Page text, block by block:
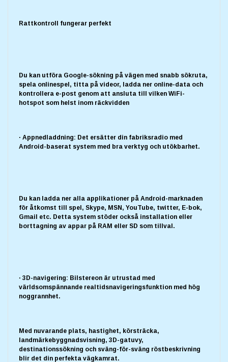
Rattkontroll fungerar perfekt
Du kan utföra Google-sökning på vägen med snabb sökruta,
spela onlinespel, titta på videor, ladda ner online-data och
kontrollera e-post genom att ansluta till vilken WiFi-
hotspot som helst inom räckvidden
· Appnedladdning: Det ersätter din fabriksradio med
Android-baserat system med bra verktyg och utökbarhet.
Du kan ladda ner alla applikationer på Android-marknaden
för åtkomst till spel, Skype, MSN, YouTube, twitter, E-bok,
Gmail etc. Detta system stöder också installation eller
borttagning av appar på RAM eller SD som tillval.
· 3D-navigering: Bilstereon är utrustad med
världsomspännande realtidsnavigeringsfunktion med hög
noggrannhet.
Med nuvarande plats, hastighet, körsträcka,
landmärkebyggnadsvisning, 3D-gatuvy,
destinationssökning och sväng-för-sväng röstbeskrivning
blir det din perfekta vägkamrat.